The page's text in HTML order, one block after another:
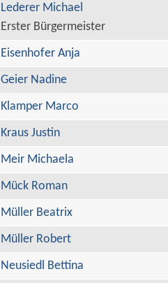
Lederer Michael
Erster Bürgermeister
Eisenhofer Anja
Geier Nadine
Klamper Marco
Kraus Justin
Meir Michaela
Mück Roman
Müller Beatrix
Müller Robert
Neusiedl Bettina